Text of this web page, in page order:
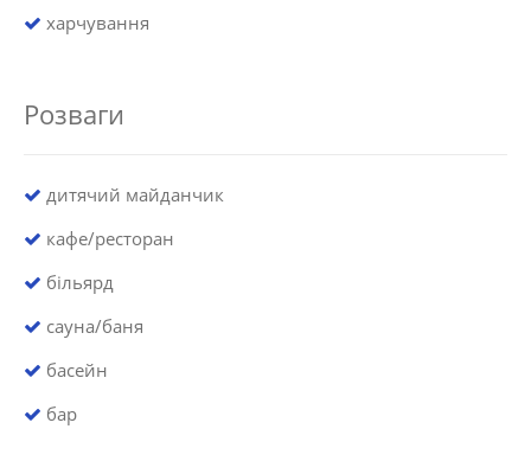
харчування
Розваги
дитячий майданчик
кафе/ресторан
більярд
сауна/баня
басейн
бар